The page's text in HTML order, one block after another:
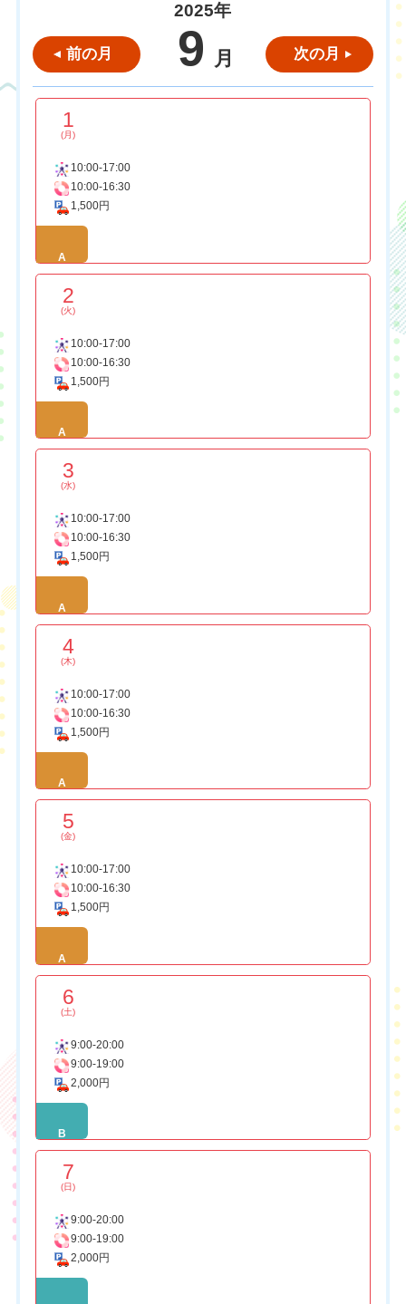
前の月
2025年
9 月 次の月
1
(月)
10:00-17:00
10:00-16:30
1,500円
A
2
(火)
10:00-17:00
10:00-16:30
1,500円
A
3
(水)
10:00-17:00
10:00-16:30
1,500円
A
4
(木)
10:00-17:00
10:00-16:30
1,500円
A
5
(金)
10:00-17:00
10:00-16:30
1,500円
A
6
(土)
9:00-20:00
9:00-19:00
2,000円
B
7
(日)
9:00-20:00
9:00-19:00
2,000円